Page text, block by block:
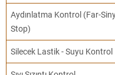
Aydınlatma Kontrol (Far-
Stop)
Silecek Lastik - Suyu Kontrol